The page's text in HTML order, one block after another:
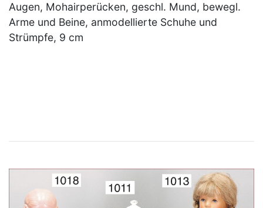
Augen, Mohairperücken, geschl. Mund, bewegl.
Arme und Beine, anmodellierte Schuhe und
Strümpfe, 9 cm